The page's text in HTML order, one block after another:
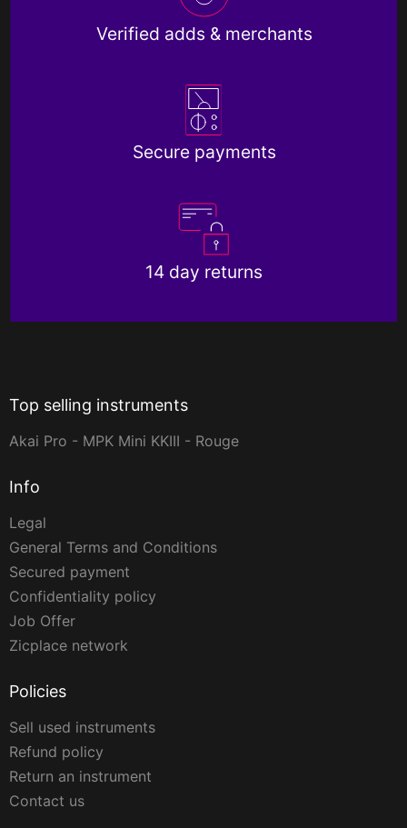
Verified adds & merchants
Secure payments
14 day returns
Top selling instruments
Akai Pro - MPK Mini KKIII - Rouge
Info
Legal
General Terms and Conditions
Secured payment
Confidentiality policy
Job Offer
Zicplace network
Policies
Sell used instruments
Refund policy
Return an instrument
Contact us